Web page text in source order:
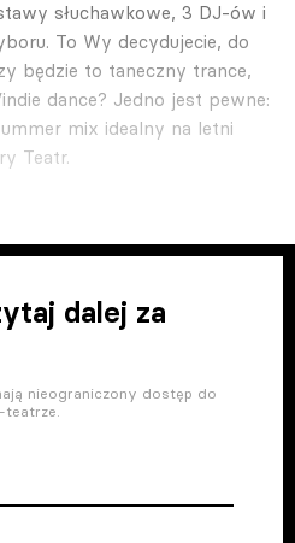
słuchawkowe, 3 DJ-ów i
To Wy decydujecie, do
będzie to taneczny trance,
dance? Jedno jest pewne:
mix idealny na letni
Teatr.
dalej za
nieograniczony dostęp do
teatrze.